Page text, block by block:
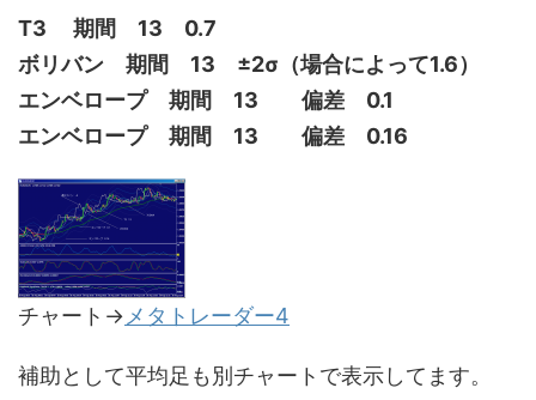
T3 期間 13 0.7
ボリバン 期間 13 ±2σ（場合によって1.6）
エンベロープ 期間 13 偏差 0.1
エンベロープ 期間 13 偏差 0.16
チャート→ メタトレーダー4
補助として平均足も別チャートで表示してます。